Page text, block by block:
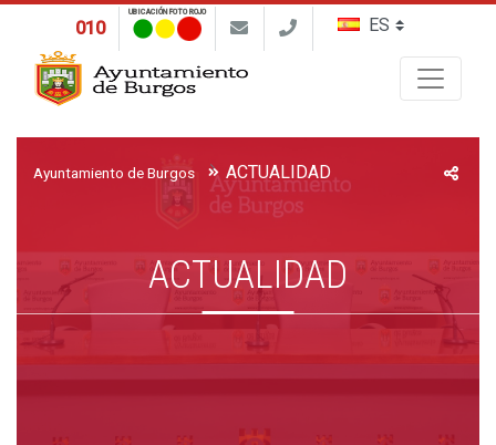
010
UBICACIÓN FOTO ROJO
Ayuntamiento de Burgos ACTUALIDAD
ACTUALIDAD